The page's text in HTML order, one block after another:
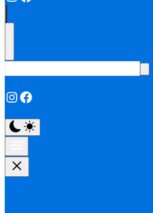
Instagram
Facebook